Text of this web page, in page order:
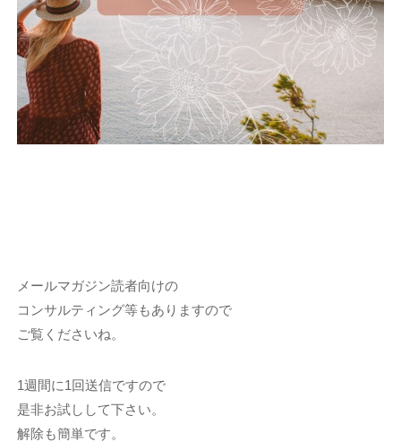
メールマガジン読者向けの
コンサルティング等もありますので
ご覧くださいね。
1週間に1回送信ですので
是非お試しして下さい。
解除も簡単です。